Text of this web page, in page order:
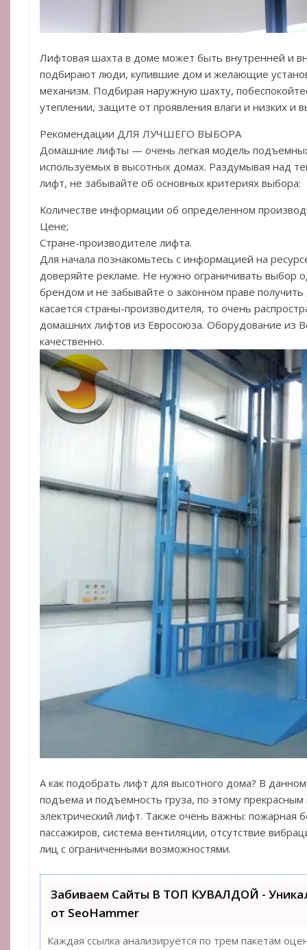
Лифтовая шахта в доме может быть внутренней и
подбирают люди, купившие дом и желающие
механизм. Подбирая наружную шахту,
утеплении, защите от проявления влаги и низких и
Рекомендации ДЛЯ ЛУЧШЕГО ВЫБОРА
Домашние лифты — очень легкая модель
используемых в высотных домах. Раздумывая над
лифт, не забывайте об основных критериях выбора:
Количестве информации об определенном
Цене;
Стране-производителе лифта.
Для начала познакомьтесь с информацией на
доверяйте рекламе. Не нужно ограничивать выбор
брендом и не забывайте о законном праве
касается страны-производителя, то очень
домашних лифтов из Евросоюза. Оборудование из
качественно.
А как подобрать лифт для высотного дома? В
подъема и подъемность груза, по этому
электрический лифт. Также очень важны: пожарная
пассажиров, система вентиляции, отсутствие
лиц с ограниченными возможностями.
Забиваем Сайты В ТОП КУВАЛДОЙ -
от SeoHammer
Каждая ссылка анализируется по трем пакетам